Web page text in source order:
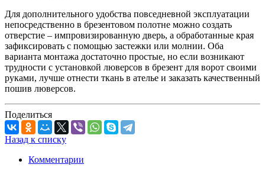
Для дополнительного удобства повседневной эксплуатации
непосредственно в брезентовом полотне можно создать
отверстие – импровизированную дверь, а обработанные края
зафиксировать с помощью застежки или молнии. Оба
варианта монтажа достаточно простые, но если возникают
трудности с установкой люверсов в брезент для ворот своими
руками, лучше отнести ткань в ателье и заказать качественный
пошив люверсов.
Поделиться
Назад к списку
Комментарии